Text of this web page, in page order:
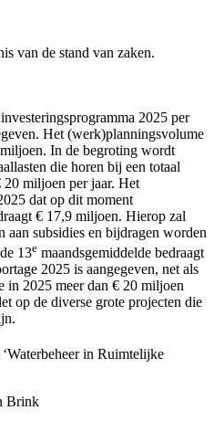
van de stand van zaken.
2025 per
Het (werk)planningsvolume
In de begroting wordt
die horen bij een totaal
miljoen per jaar. Het
dat op dit moment
€ 17,9 miljoen. Hierop zal
aan subsidies en bijdragen worden
13e maandsgemiddelde bedraagt
2025 is aangegeven, net als
in 2025 meer dan € 20 miljoen
op de diverse grote projecten die
in Ruimtelijke
Brink